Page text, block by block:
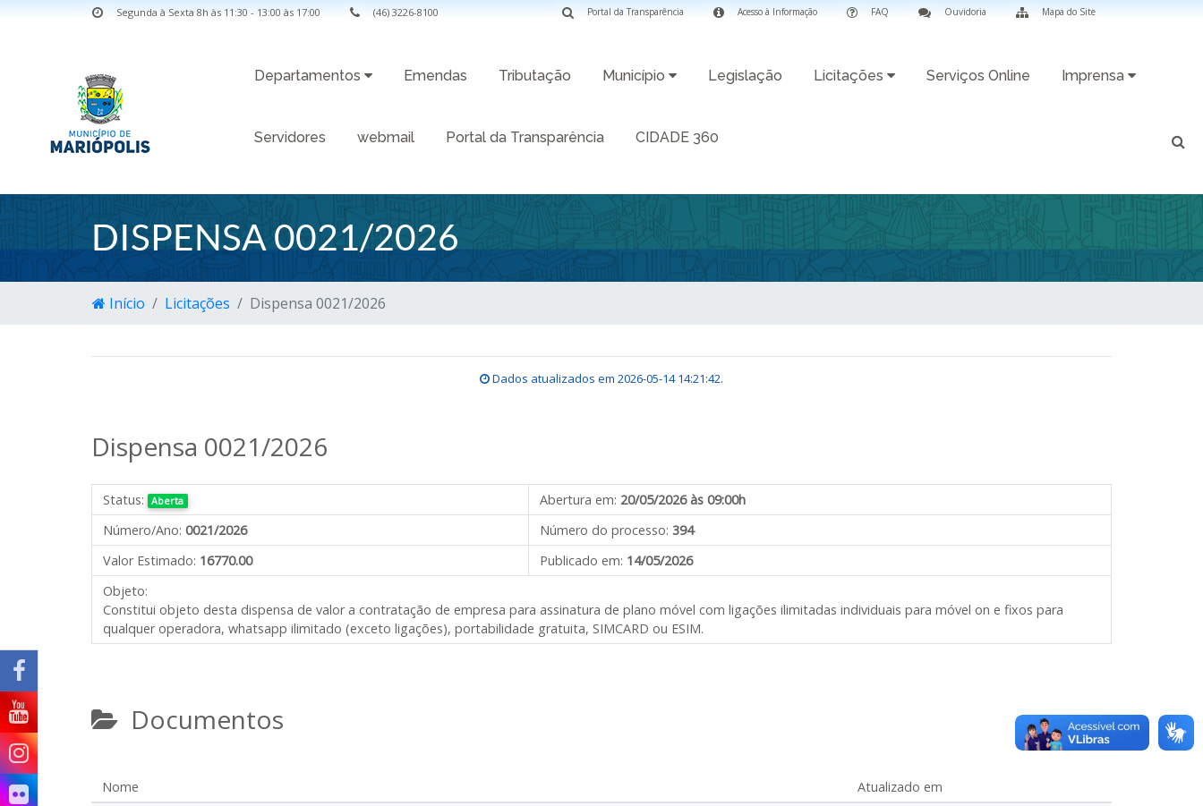
Segunda à Sexta 8h às 11:30 - 13:00 às 17:00 (46) 3226-8100 Mapa do Site
Ouvidoria
FAQ
Acesso à Informação
Portal da Transparência
Departamentos Emendas Tributação Município Legislação Licitações Serviços Online Imprensa
Servidores webmail Portal da Transparência CIDADE 360
DISPENSA 0021/2026
Início Licitações Dispensa 0021/2026
Dados atualizados em 2026-05-14 14:21:42.
Dispensa 0021/2026
Status: Aberta Abertura em: 20/05/2026 às 09:00h
Número/Ano: 0021/2026 Número do processo: 394
Valor Estimado: 16770.00 Publicado em: 14/05/2026
Objeto:
Constitui objeto desta dispensa de valor a contratação de empresa para assinatura de plano móvel com ligações ilimitadas individuais para móvel on e fixos para
qualquer operadora, whatsapp ilimitado (exceto ligações), portabilidade gratuita, SIMCARD ou ESIM.
Documentos
Nome Atualizado em